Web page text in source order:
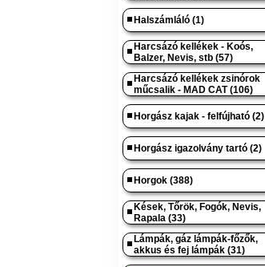
Halszámláló (1)
Harcsázó kellékek - Koós,
Balzer, Nevis, stb (57)
Harcsázó kellékek zsinórok
műcsalik - MAD CAT (106)
Horgász kajak - felfújható (2)
Horgász igazolvány tartó (2)
Horgok (388)
Kések, Tőrök, Fogók, Nevis,
Rapala (33)
Lámpák, gáz lámpák-főzők,
akkus és fej lámpák (31)